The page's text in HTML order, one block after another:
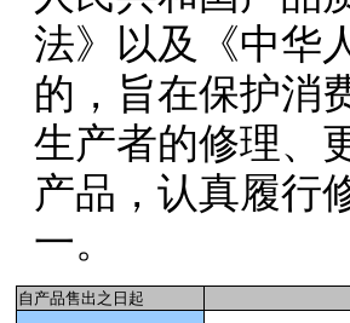
法》以及《中华
的，旨在保护消
生产者的修理、
产品，认真履行
一。
自产品售出之日起